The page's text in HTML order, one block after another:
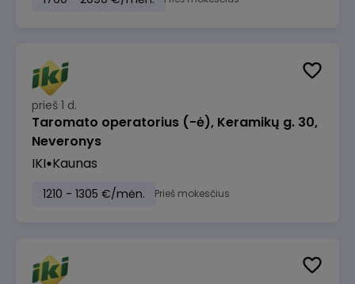
prieš 1 d.
Taromato operatorius (-ė), Keramikų g. 30,
Neveronys
IKI Kaunas
1210 - 1305 €/mėn. Prieš mokesčius